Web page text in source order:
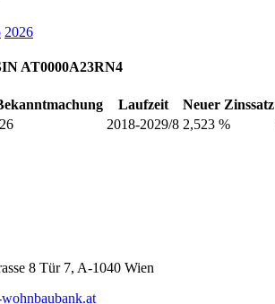
2026
AT0000A23RN4
Laufzeit Neuer Zinssatz
2018-2029/8 2,523 %
8 Tür 7, A-1040 Wien